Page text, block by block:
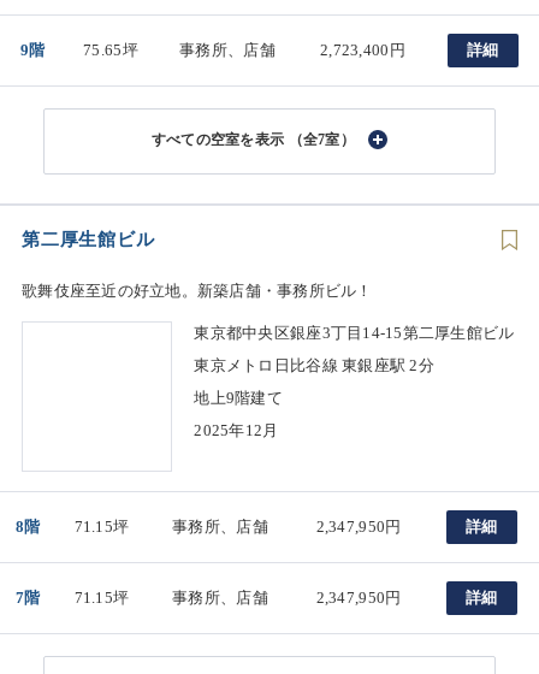
9階 75.65坪 事務所、店舗 2,723,400円 詳細
（全7室）
第二厚生館ビル
歌舞伎座至近の好立地。新築店舗・事務所ビル！
東京都中央区銀座3丁目14-15第二厚生館ビル
東京メトロ日比谷線 東銀座駅 2分
地上9階建て
2025年12月
8階 71.15坪 事務所、店舗 2,347,950円 詳細
7階 71.15坪 事務所、店舗 2,347,950円 詳細